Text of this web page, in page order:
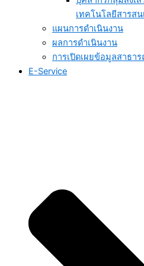
เทคโนโลยีสารส
แผนการดำเนินงาน
ผลการดำเนินงาน
การเปิดเผยข้อมูลสาธา
E-Service